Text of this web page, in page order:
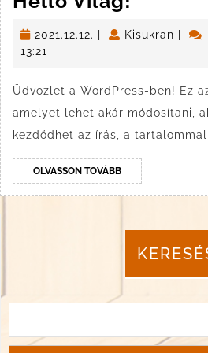
Világ!
2021.12.12. 2021.12.12.
Kisukran
13:21
Üdvözlet a WordPress-ben! Ez
amelyet lehet akár módosítani,
kezdődhet az írás, a
OLVASSON TOVÁBBOLVASSON
TOVÁBB